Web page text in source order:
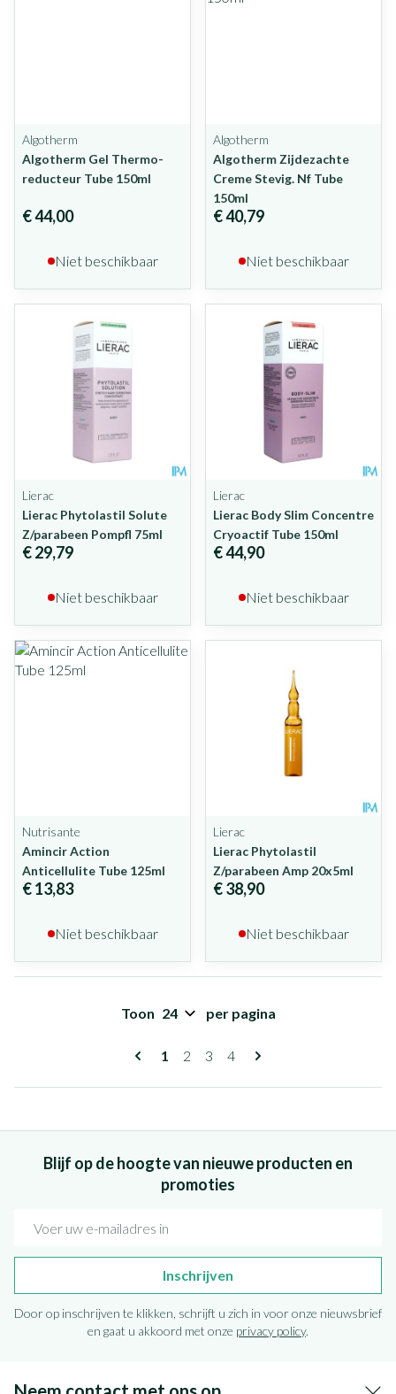
Algotherm
Algotherm Gel Thermo-
reducteur Tube 150ml
€ 44,00
Niet beschikbaar
Algotherm
Algotherm Zijdezachte
Creme Stevig. Nf Tube
150ml
€ 40,79
Niet beschikbaar
Lierac
Lierac Phytolastil Solute
Z/parabeen Pompfl 75ml
€ 29,79
Niet beschikbaar
Lierac
Lierac Body Slim Concentre
Cryoactif Tube 150ml
€ 44,90
Niet beschikbaar
Nutrisante
Amincir Action
Anticellulite Tube 125ml
€ 13,83
Niet beschikbaar
Lierac
Lierac Phytolastil
Z/parabeen Amp 20x5ml
€ 38,90
Niet beschikbaar
Pagina's
U lees momenteel pagina
1 Pagina
2 Pagina
3 Pagina
4
Toon per pagina
Blijf op de hoogte van nieuwe producten en
promoties
Inschrijven
Door op inschrijven te klikken, schrijft u zich in voor onze nieuwsbrief
en gaat u akkoord met onze privacy policy.